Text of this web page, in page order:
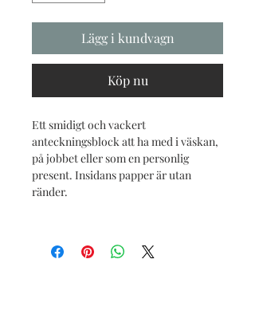
Lägg i kundvagn
Köp nu
Ett smidigt och vackert
anteckningsblock att ha med i väskan,
på jobbet eller som en personlig
present. Insidans papper är utan
ränder.